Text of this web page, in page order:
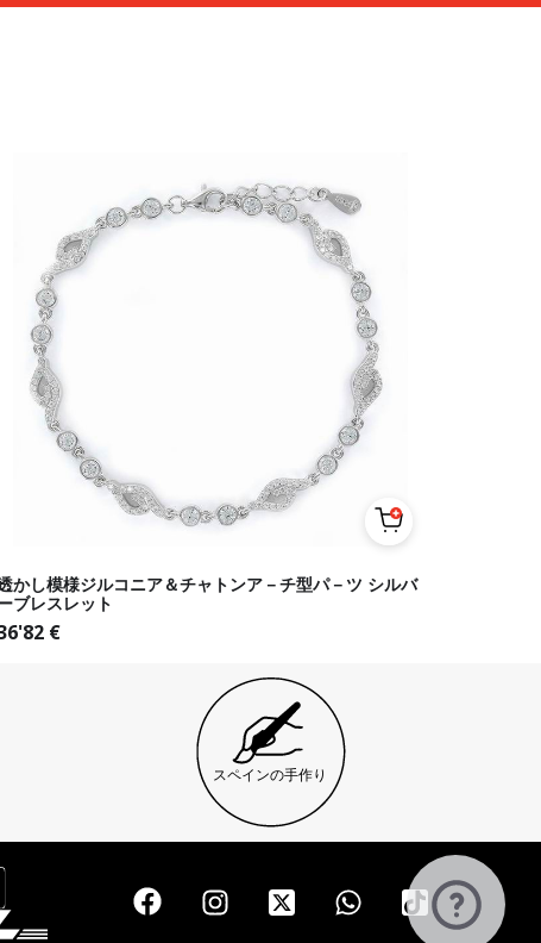
かし模様ジルコニア＆チャトンア－チ型パ－ツ シルバ
ブレスレット
€
スペインの手作り